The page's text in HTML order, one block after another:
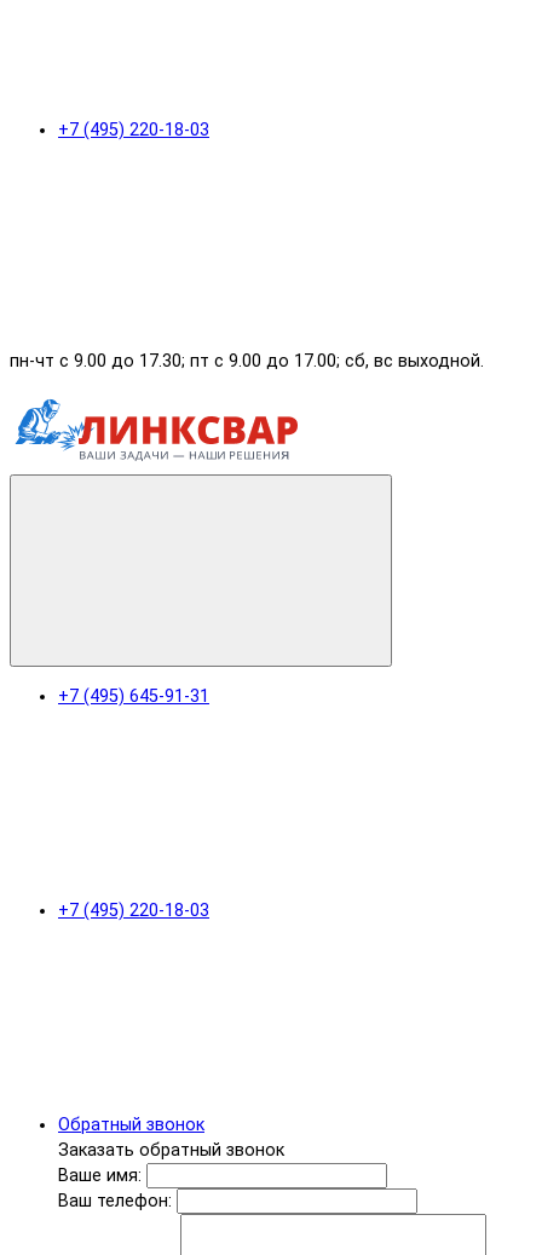
+7 (495) 220-18-03
пн-чт с 9.00 до 17.30; пт с 9.00 до 17.00; сб, вс выходной.
+7 (495) 645-91-31
+7 (495) 220-18-03
Обратный звонок
Заказать обратный звонок
Ваше имя:
Ваш телефон: